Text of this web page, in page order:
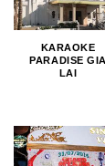
KARAOKE
PARADISE GIA
LAI